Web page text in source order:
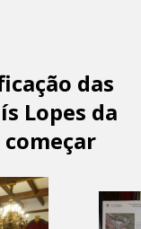
das
Lopes da